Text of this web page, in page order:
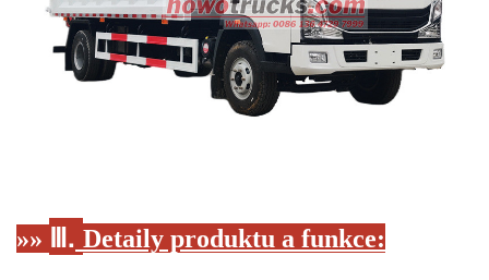
»» Ⅲ. Detaily produktu a funkce: